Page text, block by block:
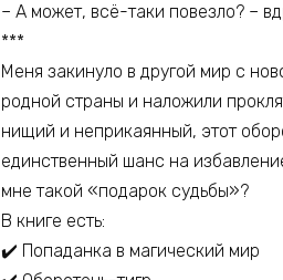
– А может, всё-таки повезло? –
***
Меня закинуло в другой мир с
родной страны и наложили
нищий и неприкаянный, этот
единственный шанс на
мне такой «подарок судьбы»?
В книге есть:
✔️ Попаданка в магический мир